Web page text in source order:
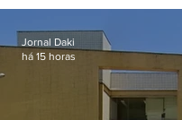
Jornal Daki
há 15 horas